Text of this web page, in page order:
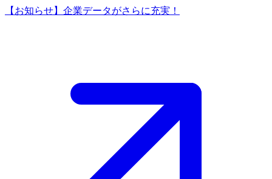
【お知らせ】企業データがさらに充実！